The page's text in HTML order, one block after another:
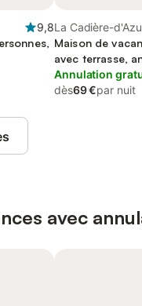
9,8La Cadière-
de la Sainte-
Maison de
avec terrasse,
Annulation
dès69 €par nuit
avec